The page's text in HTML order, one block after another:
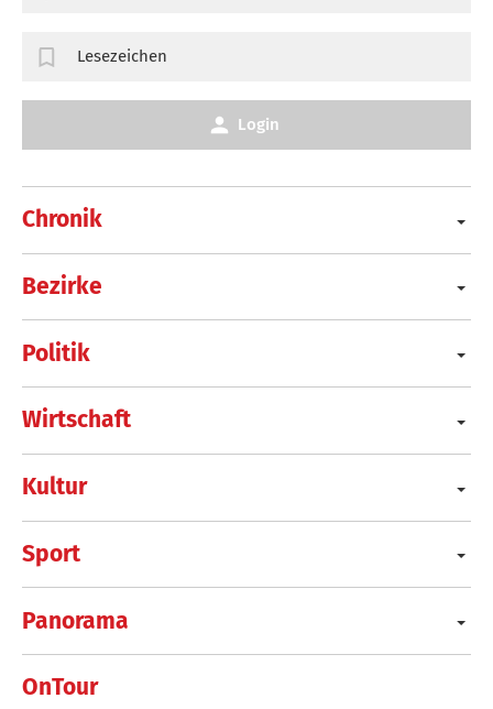
Chronik
Bezirke
Politik
Wirtschaft
Kultur
Sport
Panorama
OnTour
Lesezeichen
Login